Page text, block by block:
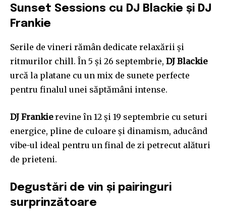
Sunset Sessions cu DJ Blackie și DJ
Frankie
Serile de vineri rămân dedicate relaxării și
ritmurilor chill. În 5 și 26 septembrie, DJ Blackie
urcă la platane cu un mix de sunete perfecte
pentru finalul unei săptămâni intense.
DJ Frankierevine în 12 și 19 septembrie cu seturi
energice, pline de culoare și dinamism, aducând
vibe-ul ideal pentru un final de zi petrecut alături
de prieteni.
Degustări de vin și pairinguri
surprinzătoare